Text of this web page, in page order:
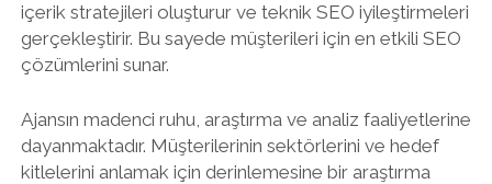
içerik stratejileri oluşturur ve teknik SEO iyileştirmeleri
gerçekleştirir. Bu sayede müşterileri için en etkili SEO
çözümlerini sunar.
Ajansın madenci ruhu, araştırma ve analiz faaliyetlerine
dayanmaktadır. Müşterilerinin sektörlerini ve hedef
kitlelerini anlamak için derinlemesine bir araştırma